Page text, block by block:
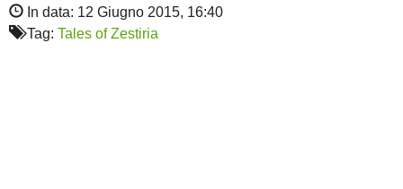
In data: 12 Giugno 2015, 16:40
Tag: Tales of Zestiria